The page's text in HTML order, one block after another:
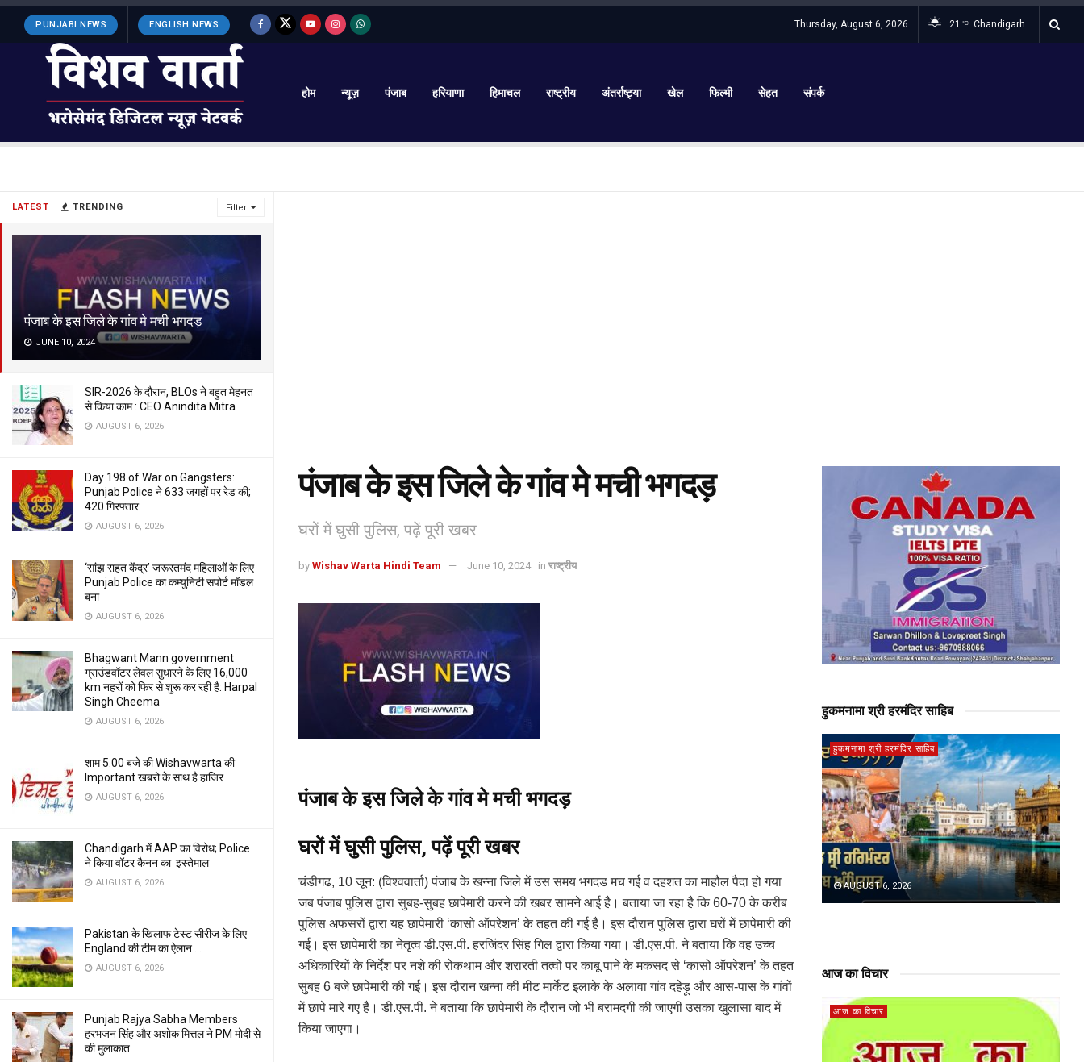
LATEST TRENDING Filter
पंजाब के इस जिले के गांव मे मची भगदड़
JUNE 10, 2024
SIR-2026 के दौरान, BLOs ने बहुत मेहनत
से किया काम : CEO Anindita Mitra
AUGUST 6, 2026
Day 198 of War on Gangsters:
Punjab Police ने 633 जगहों पर रेड की;
420 गिरफ्तार
AUGUST 6, 2026
‘सांझ राहत केंद्र’ जरूरतमंद महिलाओं के लिए
Punjab Police का कम्युनिटी सपोर्ट मॉडल
बना
AUGUST 6, 2026
Bhagwant Mann government
ग्राउंडवॉटर लेवल सुधारने के लिए 16,000
km नहरों को फिर से शुरू कर रही है: Harpal
Singh Cheema
AUGUST 6, 2026
शाम 5.00 बजे की Wishavwarta की
Important खबरो के साथ है हाजिर
AUGUST 6, 2026
Chandigarh में AAP का विरोध; Police
ने किया वॉटर कैनन का इस्तेमाल
AUGUST 6, 2026
Pakistan के खिलाफ टेस्ट सीरीज के लिए
England की टीम का ऐलान …
AUGUST 6, 2026
Punjab Rajya Sabha Members
हरभजन सिंह और अशोक मित्तल ने PM मोदी से
की मुलाकात
PUNJABI NEWS ENGLISH NEWS Thursday, August 6, 2026 21 °C Chandigarh
होम न्यूज़ पंजाब हरियाणा हिमाचल राष्ट्रीय अंतर्राष्ट्या खेल फिल्मी सेहत संपर्क
पंजाब के इस जिले के गांव मे मची भगदड़
घरों में घुसी पुलिस, पढ़ें पूरी खबर
by Wishav Warta Hindi Team June 10, 2024 in राष्ट्रीय
पंजाब के इस जिले के गांव मे मची भगदड़
घरों में घुसी पुलिस, पढ़ें पूरी खबर
चंडीगढ, 10 जून: (विश्ववार्ता) पंजाब के खन्ना जिले में उस समय भगदड मच गई व दहशत का माहौल पैदा हो गया
जब पंजाब पुलिस द्वारा सुबह-सुबह छापेमारी करने की खबर सामने आई है। बताया जा रहा है कि 60-70 के करीब
पुलिस अफसरों द्वारा यह छापेमारी ‘कासो ऑपरेशन’ के तहत की गई है। इस दौरान पुलिस द्वारा घरों में छापेमारी की
गई। इस छापेमारी का नेतृत्व डी.एस.पी. हरजिंदर सिंह गिल द्वारा किया गया। डी.एस.पी. ने बताया कि वह उच्च
अधिकारियों के निर्देश पर नशे की रोकथाम और शरारती तत्वों पर काबू पाने के मकसद से ‘कासो ऑपरेशन’ के तहत
सुबह 6 बजे छापेमारी की गई। इस दौरान खन्ना की मीट मार्केट इलाके के अलावा गांव दहेड़ू और आस-पास के गांवों
में छापे मारे गए है। डी.एस.पी. ने बताया कि छापेमारी के दौरान जो भी बरामदगी की जाएगी उसका खुलासा बाद में
किया जाएगा।
हुकमनामा श्री हरमंदिर साहिब
हुकमनामा श्री हरमंदिर साहिब
AUGUST 6, 2026
आज का विचार
आज का विचार